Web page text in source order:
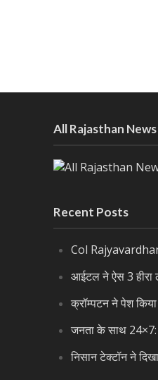
All Rajasthan News
Recent Posts
Col Rajyavardhan
आईटल ने ऐस 3 हीरा
क्रॉम्पटन ने पेश
जनता के साथ 24×7:
निसान टेक्टॉन ने